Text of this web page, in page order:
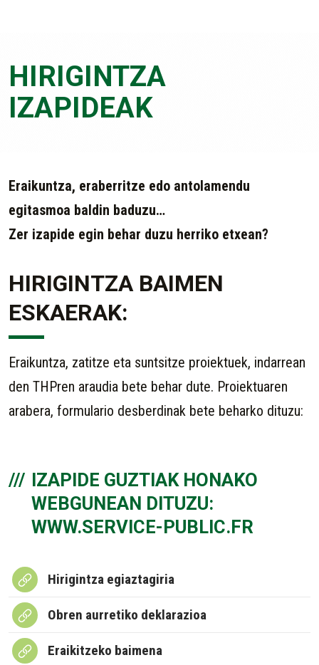
HIRIGINTZA
IZAPIDEAK
Eraikuntza, eraberritze edo antolamendu
egitasmoa baldin baduzu…
Zer izapide egin behar duzu herriko etxean?
HIRIGINTZA BAIMEN
ESKAERAK:
Eraikuntza, zatitze eta suntsitze proiektuek, indarrean
den THPren araudia bete behar dute. Proiektuaren
arabera, formulario desberdinak bete beharko dituzu:
IZAPIDE GUZTIAK HONAKO
WEBGUNEAN DITUZU:
WWW.SERVICE-PUBLIC.FR
Hirigintza egiaztagiria
Obren aurretiko deklarazioa
Eraikitzeko baimena